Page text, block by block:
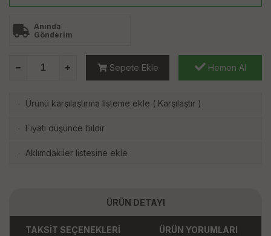
Anında
Gönderim
Sepete Ekle Hemen Al
· Ürünü karşılaştırma listeme ekle ( Karşılaştır )
· Fiyatı düşünce bildir
· Aklımdakiler listesine ekle
ÜRÜN DETAYI
TAKSİT SEÇENEKLERİ ÜRÜN YORUMLARI